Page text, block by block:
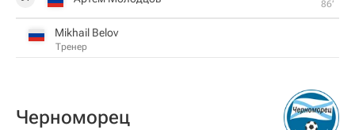
86‎’‎
Mikhail Belov
Тренер
Черноморец